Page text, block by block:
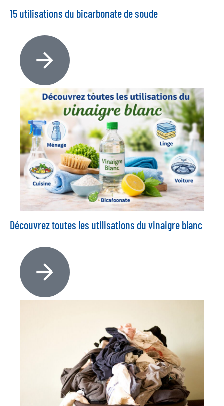
15 utilisations du bicarbonate de soude
Découvrez toutes les utilisations du vinaigre blanc